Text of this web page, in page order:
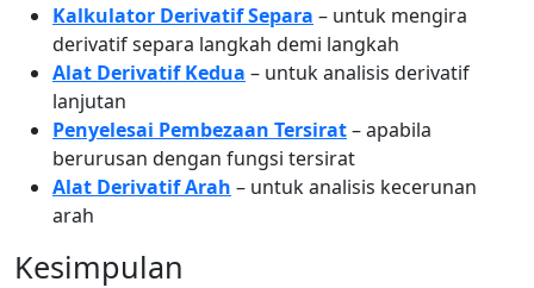
Kalkulator Derivatif Separa – untuk mengira
derivatif separa langkah demi langkah
Alat Derivatif Kedua – untuk analisis derivatif
lanjutan
Penyelesai Pembezaan Tersirat– apabila
berurusan dengan fungsi tersirat
Alat Derivatif Arah – untuk analisis kecerunan
arah
Kesimpulan